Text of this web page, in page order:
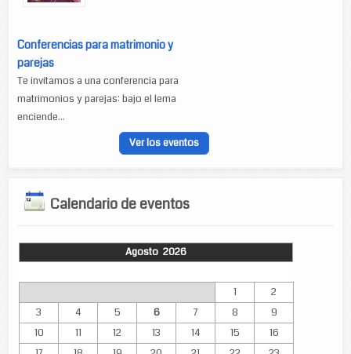
Conferencias para matrimonio y
parejas
Te invitamos a una conferencia para
matrimonios y parejas: bajo el lema
enciende...
Ver los eventos
Calendario de eventos
Agosto 2026
1
2
3
4 5 6 7 8
9
10
11 12 13 14 15
16